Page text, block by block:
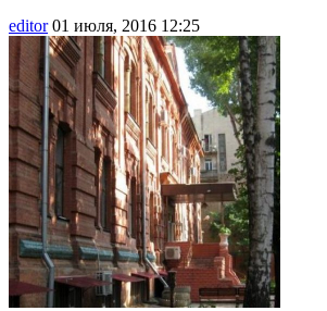
editor 01 июля, 2016 12:25